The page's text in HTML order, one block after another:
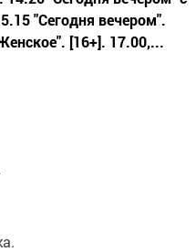
"Сегодня вечером".
[16+]. 17.00,...